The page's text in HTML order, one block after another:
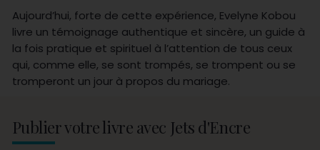
Aujourd’hui, forte de cette expérience, Evelyne Kobou
livre un témoignage authentique et sincère, un guide à
la fois pratique et spirituel à l’attention de tous ceux
qui, comme elle, se sont trompés, se trompent ou se
tromperont un jour à propos du mariage.
Publier votre livre avec Jets d'Encre